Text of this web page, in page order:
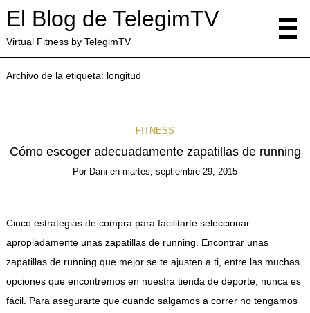
El Blog de TelegimTV
Virtual Fitness by TelegimTV
Archivo de la etiqueta: longitud
FITNESS
Cómo escoger adecuadamente zapatillas de running
Por Dani en martes, septiembre 29, 2015
Cinco estrategias de compra para facilitarte seleccionar
apropiadamente unas zapatillas de running. Encontrar unas
zapatillas de running que mejor se te ajusten a ti, entre las muchas
opciones que encontremos en nuestra tienda de deporte, nunca es
fácil. Para asegurarte que cuando salgamos a correr no tengamos